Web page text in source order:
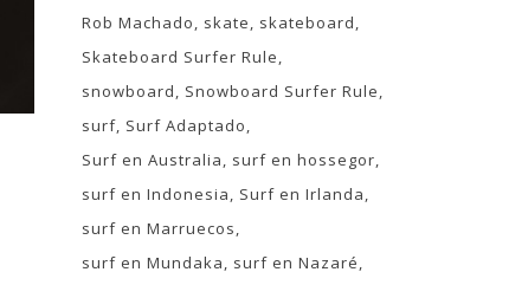
Rob Machado
skate
skateboard
Skateboard Surfer Rule
snowboard
Snowboard Surfer Rule
surf Surf Adaptado
Surf en Australia
surf en hossegor
surf en Indonesia
Surf en Irlanda
surf en Marruecos
surf en Mundaka
surf en Nazaré